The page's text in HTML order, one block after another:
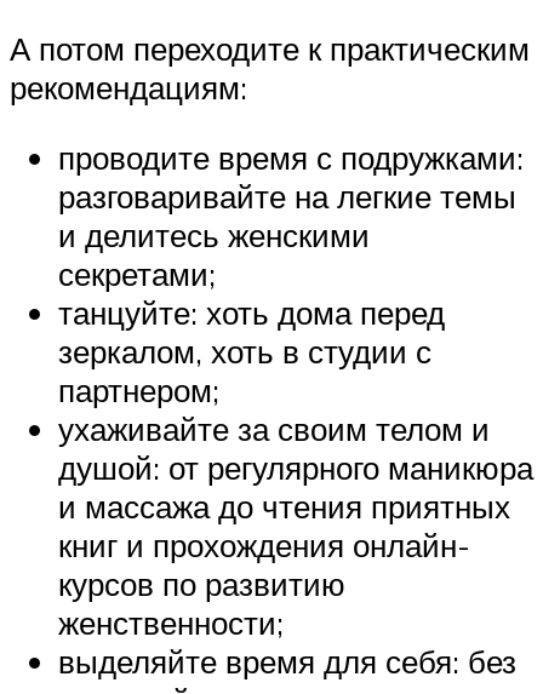
А потом переходите к практическим
рекомендациям:
проводите время с подружками:
разговаривайте на легкие темы
и делитесь женскими
секретами;
танцуйте: хоть дома перед
зеркалом, хоть в студии с
партнером;
ухаживайте за своим телом и
душой: от регулярного маникюра
и массажа до чтения приятных
книг и прохождения онлайн-
курсов по развитию
женственности;
выделяйте время для себя: без